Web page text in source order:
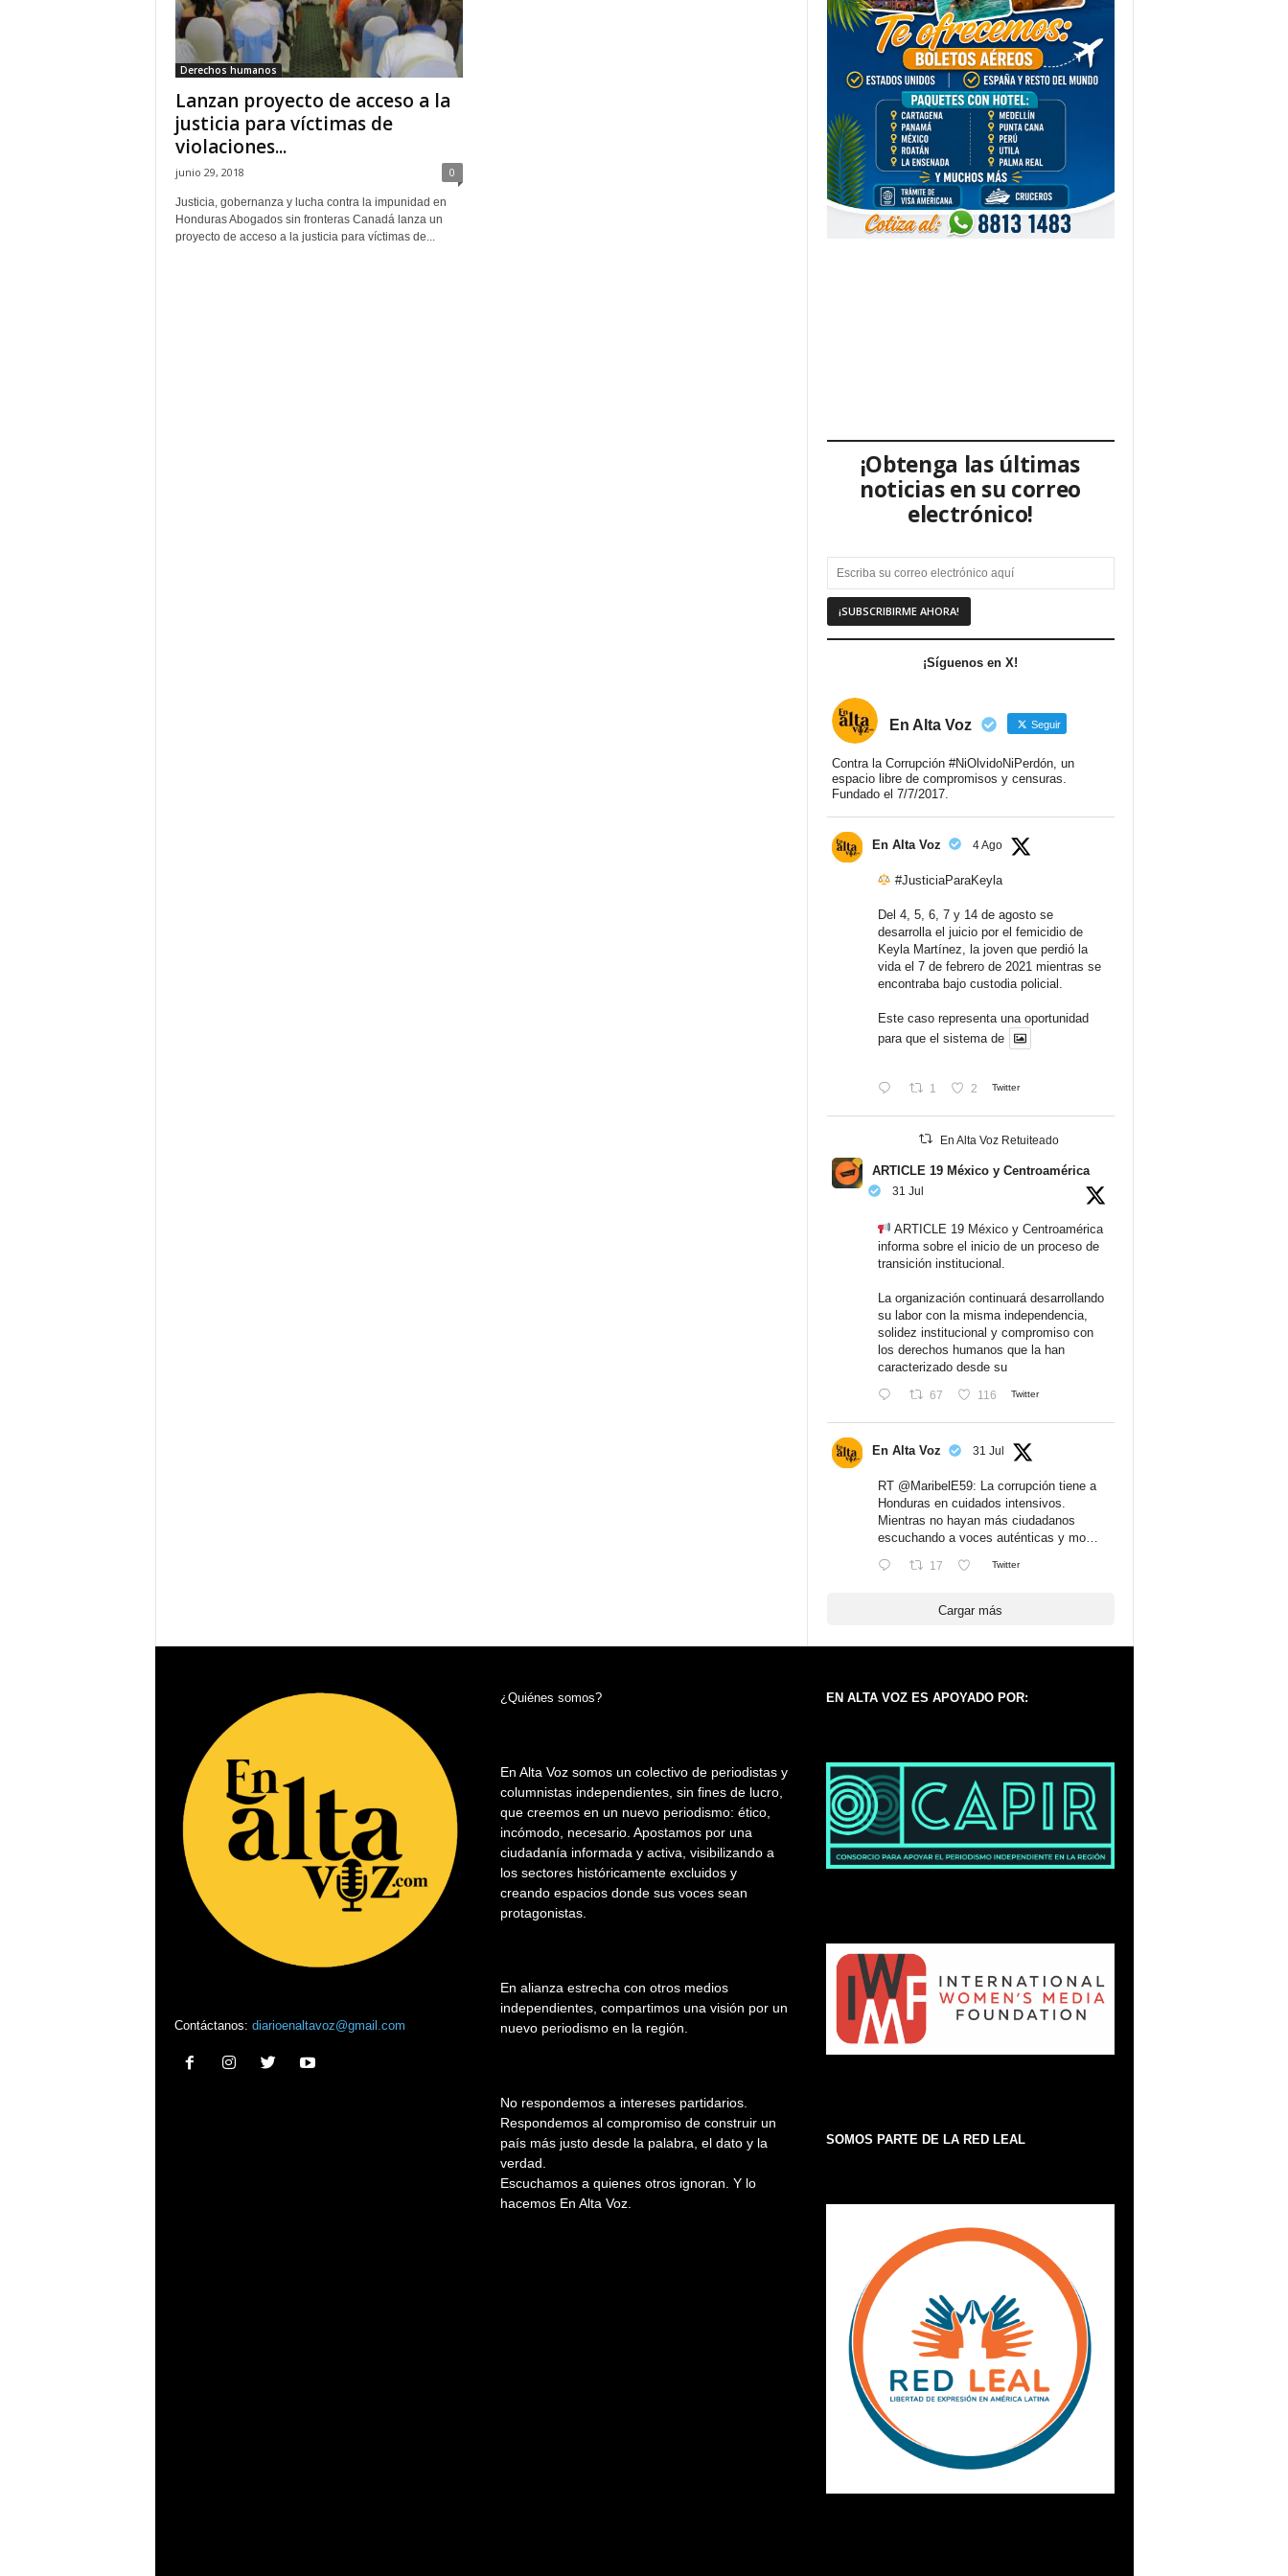
Derechos humanos
Lanzan proyecto de acceso a la
justicia para víctimas de
violaciones...
junio 29, 2018 0
Justicia, gobernanza y lucha contra la impunidad en
Honduras Abogados sin fronteras Canadá lanza un
proyecto de acceso a la justicia para víctimas de...
¡Obtenga las últimas
noticias en su correo
electrónico!
¡Síguenos en X!
En Alta Voz Seguir
Contra la Corrupción #NiOlvidoNiPerdón, un
espacio libre de compromisos y censuras.
Fundado el 7/7/2017.
En Alta Voz 4 Ago
#JusticiaParaKeyla
Del 4, 5, 6, 7 y 14 de agosto se
desarrolla el juicio por el femicidio de
Keyla Martínez, la joven que perdió la
vida el 7 de febrero de 2021 mientras se
encontraba bajo custodia policial.
Este caso representa una oportunidad
para que el sistema de
1 2 Twitter
En Alta Voz Retuiteado
ARTICLE 19 México y Centroamérica
31 Jul
ARTICLE 19 México y Centroamérica
informa sobre el inicio de un proceso de
transición institucional.
La organización continuará desarrollando
su labor con la misma independencia,
solidez institucional y compromiso con
los derechos humanos que la han
caracterizado desde su
67 116 Twitter
En Alta Voz 31 Jul
RT @MaribelE59: La corrupción tiene a
Honduras en cuidados intensivos.
Mientras no hayan más ciudadanos
escuchando a voces auténticas y mo…
17 Twitter
Cargar más
Contáctanos: diarioenaltavoz@gmail.com
¿Quiénes somos?
En Alta Voz somos un colectivo de periodistas y
columnistas independientes, sin fines de lucro,
que creemos en un nuevo periodismo: ético,
incómodo, necesario. Apostamos por una
ciudadanía informada y activa, visibilizando a
los sectores históricamente excluidos y
creando espacios donde sus voces sean
protagonistas.
En alianza estrecha con otros medios
independientes, compartimos una visión por un
nuevo periodismo en la región.
No respondemos a intereses partidarios.
Respondemos al compromiso de construir un
país más justo desde la palabra, el dato y la
verdad.
Escuchamos a quienes otros ignoran. Y lo
hacemos En Alta Voz.
EN ALTA VOZ ES APOYADO POR:
SOMOS PARTE DE LA RED LEAL